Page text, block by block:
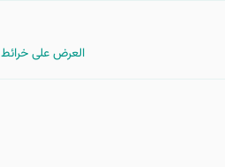
العرض على خرائط Google